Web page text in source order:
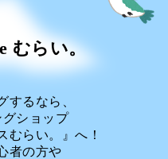
むらい。
するなら、
ショップ
むらい。』へ！
者の方や